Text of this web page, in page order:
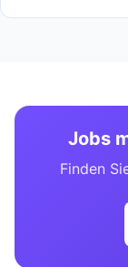
Jobs
Finden